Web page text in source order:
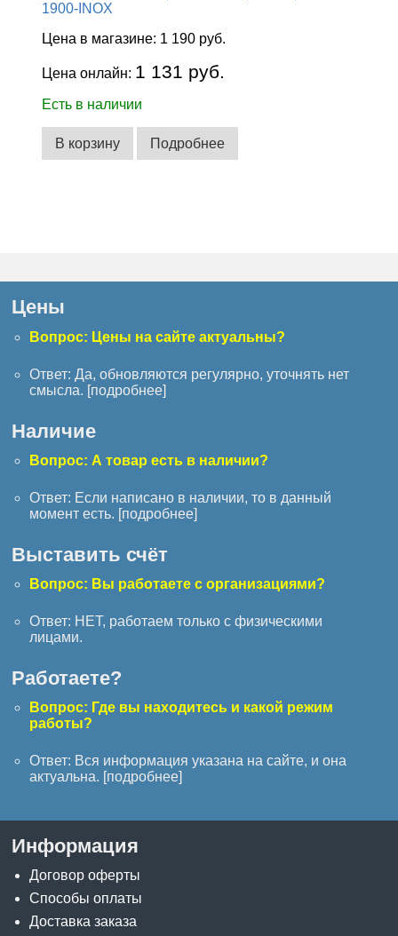
Цена в магазине: 1 190 руб.
Цена онлайн: 1 131 руб.
Есть в наличии
В корзину Подробнее
Цены
Вопрос: Цены на сайте актуальны?
Ответ: Да, обновляются регулярно, уточнять нет
смысла. [подробнее]
Наличие
Вопрос: А товар есть в наличии?
Ответ: Если написано в наличии, то в данный
момент есть. [подробнее]
Выставить счёт
Вопрос: Вы работаете с организациями?
Ответ: НЕТ, работаем только с физическими
лицами.
Работаете?
Вопрос: Где вы находитесь и какой режим
работы?
Ответ: Вся информация указана на сайте, и она
актуальна. [подробнее]
Информация
Договор оферты
Способы оплаты
Доставка заказа